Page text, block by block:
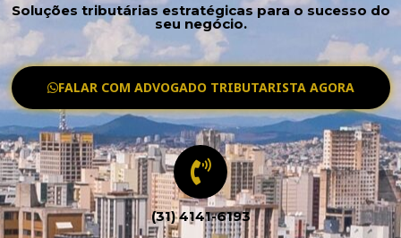
Soluções tributárias estratégicas para o sucesso do
seu negócio.
FALAR COM ADVOGADO TRIBUTARISTA AGORA
(31) 4141-6193